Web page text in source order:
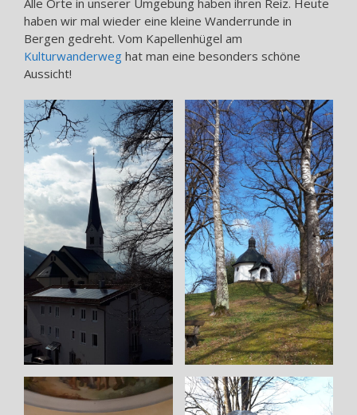
haben wir mal wieder eine kleine Wanderrunde in
Bergen gedreht. Vom Kapellenhügel am
Kulturwanderweg hat man eine besonders schöne
Aussicht!